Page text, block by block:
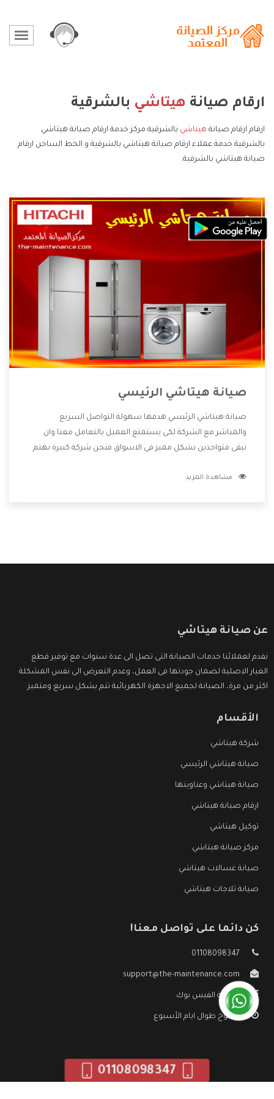
ارقام صيانة هيتاشي بالشرقية
ارقام ارقام صيانة هيتاشي بالشرقية مركز خدمة ارقام صيانة هيتاشي
بالشرقية خدمة عملاء ارقام صيانة هيتاشي بالشرقية و الخط الساخن ارقام
صيانة هيتاشي بالشرقية.
صيانة هيتاشي الرئيسي
صيانة هيتاشي الرئيسي هدفها سهولة التواصل السريع
والمباشر مع الشركة لكى يستمتع العميل بالتعامل معنا وان
نبقى متواجدين بشكل مميز فى الاسواق فنحن شركة كبيرة نهتم
الشركة بها والتى تكون منها خدمة الصيانة التى تكون من أهم
مشاهدة المزيد
عن صيانة هيتاشي
نقدم لعملائنا خدمات الصيانة التى تصل الى عدة سنوات مع توفير قطع
الغيار الاصلية لضمان جودتها فى العمل، وعدم التعرض الى نفس المشكلة
اكثر من مرة، الصيانة لجميع الاجهزة الكهربائية تتم بشكل سريع ومتميز.
الأقسام
شركة هيتاشي
صيانة هيتاشي الرئيسي
صيانة هيتاشي وعناوينها
ارقام صيانة هيتاشي
توكيل هيتاشي
مركز صيانة هيتاشي
صيانة غسالات هيتاشي
صيانة ثلاجات هيتاشي
كن دائما على تواصل معنا!
01108098347
support@the-maintenance.com
صفحة الفيس بوك
مفتوح طوال ايام الأسبوع
01108098347